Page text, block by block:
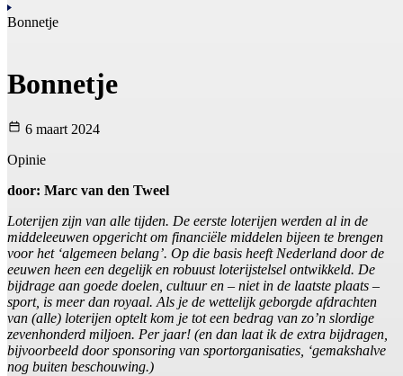
Bonnetje
Bonnetje
6 maart 2024
Opinie
door: Marc van den Tweel
Loterijen zijn van alle tijden. De eerste loterijen werden al in de
middeleeuwen opgericht om financiële middelen bijeen te brengen
voor het ‘algemeen belang’. Op die basis heeft Nederland door de
eeuwen heen een degelijk en robuust loterijstelsel ontwikkeld. De
bijdrage aan goede doelen, cultuur en – niet in de laatste plaats –
sport, is meer dan royaal. Als je de wettelijk geborgde afdrachten
van (alle) loterijen optelt kom je tot een bedrag van zo’n slordige
zevenhonderd miljoen. Per jaar! (en dan laat ik de extra bijdragen,
bijvoorbeeld door sponsoring van sportorganisaties, ‘gemakshalve
nog buiten beschouwing.)